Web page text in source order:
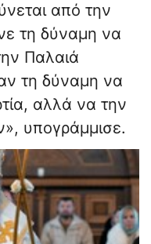
από την
τη δύναμη να
Παλαιά
τη δύναμη να
αλλά να την
υπογράμμισε.